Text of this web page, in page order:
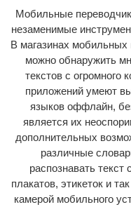
Мобильные
незаменимые
В магазинах мобильных
можно обнаружить
текстов с огромного
приложений умеют
языков оффлайн,
является их
дополнительных
различные
распознавать
плакатов, этикеток и
камерой мобильного